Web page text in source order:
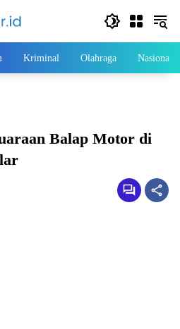
Kriminal Olahraga Nasional
Balap Motor di